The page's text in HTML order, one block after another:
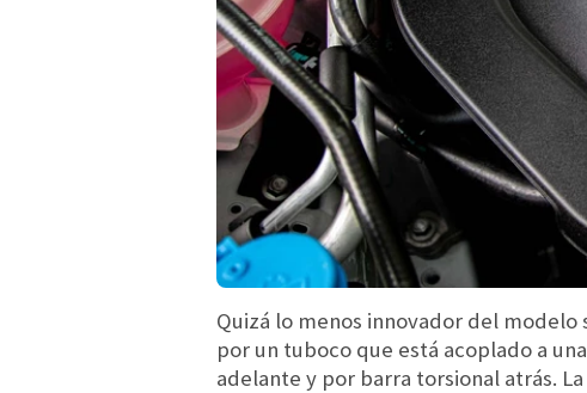
Quizá lo menos innovador del modelo
por un tuboco que está acoplado a
adelante y por barra torsional atrás.